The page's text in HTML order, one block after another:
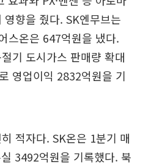
향을 줬다. SK엔무브는
스온은 647억원을 냈다.
기 도시가스 판매량 확대
영업이익 2832억원을 기
적자다. SK온은 1분기 매
3492억원을 기록했다. 북